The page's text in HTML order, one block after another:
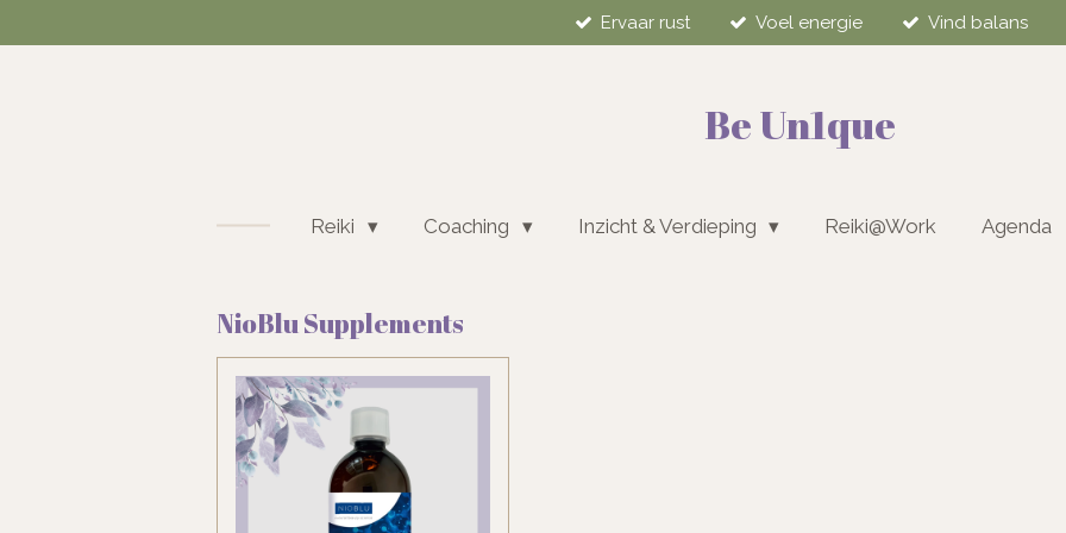
direct
Ervaar rust Voel energie Vind balans
Be Un1que
Reiki Coaching Inzicht & Verdieping Reiki@Work Agenda
NioBlu Supplements